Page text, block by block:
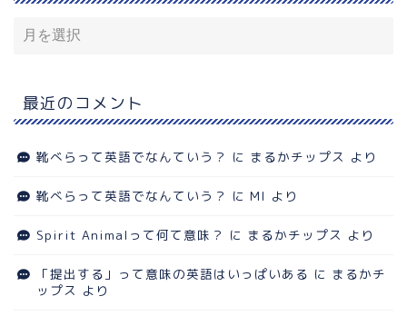
最近のコメント
靴べらって英語でなんていう？ に まるかチップス より
靴べらって英語でなんていう？ に MI より
Spirit Animalって何て意味？ に まるかチップス より
「提出する」って意味の英語はいっぱいある に まるかチ
ップス より